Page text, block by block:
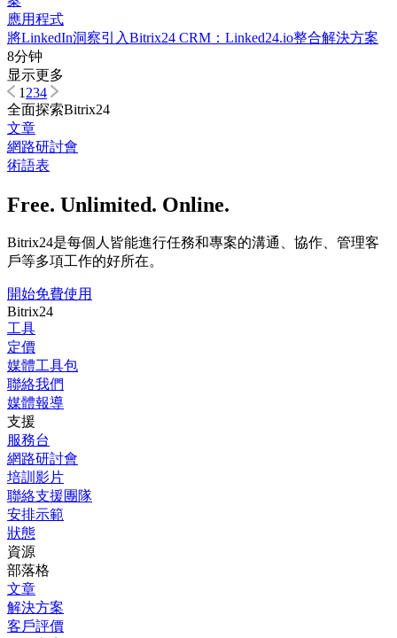
應用程式
將LinkedIn洞察引入Bitrix24 CRM：Linked24.io整合解決方案
8分钟
显示更多
1 234
全面探索Bitrix24
文章
網路研討會
術語表
Free. Unlimited. Online.
Bitrix24是每個人皆能進行任務和專案的溝通、協作、管理客
戶等多項工作的好所在。
開始免費使用
Bitrix24
工具
定價
媒體工具包
聯絡我們
媒體報導
支援
服務台
網路研討會
培訓影片
聯絡支援團隊
安排示範
狀態
資源
部落格
文章
解決方案
客戶評價